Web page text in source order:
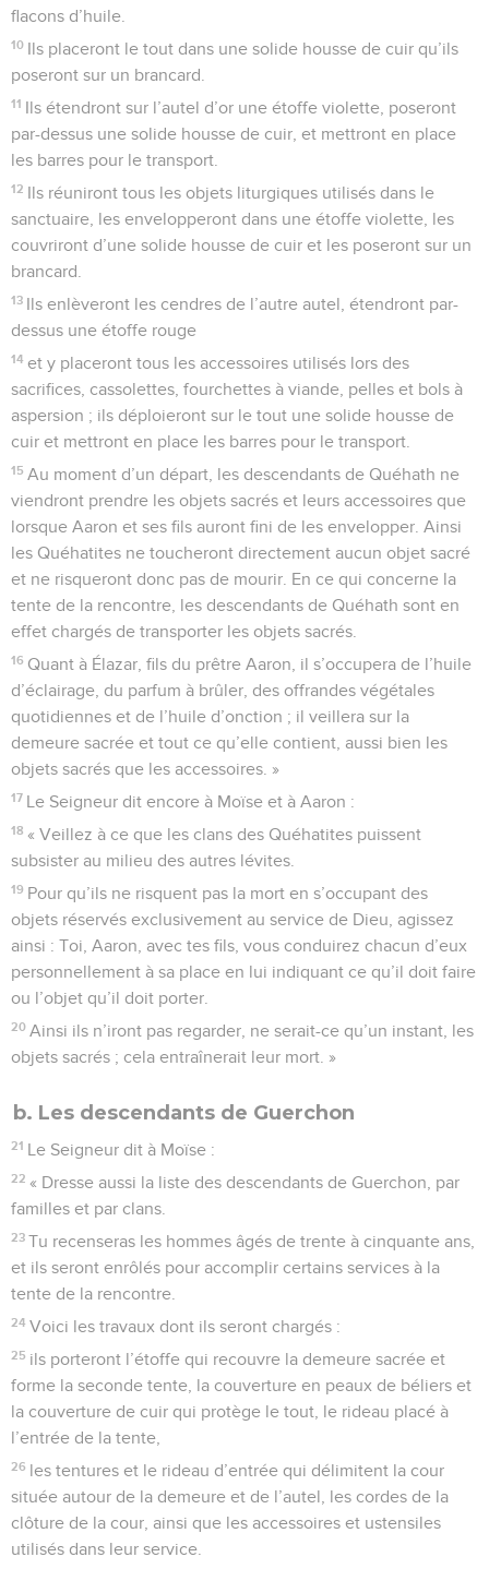
flacons d’huile.
10 Ils placeront le tout dans une solide housse de cuir qu’ils
poseront sur un brancard.
11 Ils étendront sur l’autel d’or une étoffe violette, poseront
par-dessus une solide housse de cuir, et mettront en place
les barres pour le transport.
12 Ils réuniront tous les objets liturgiques utilisés dans le
sanctuaire, les envelopperont dans une étoffe violette, les
couvriront d’une solide housse de cuir et les poseront sur un
brancard.
13 Ils enlèveront les cendres de l’autre autel, étendront par-
dessus une étoffe rouge
14 et y placeront tous les accessoires utilisés lors des
sacrifices, cassolettes, fourchettes à viande, pelles et bols à
aspersion ; ils déploieront sur le tout une solide housse de
cuir et mettront en place les barres pour le transport.
15 Au moment d’un départ, les descendants de Quéhath ne
viendront prendre les objets sacrés et leurs accessoires que
lorsque Aaron et ses fils auront fini de les envelopper. Ainsi
les Quéhatites ne toucheront directement aucun objet sacré
et ne risqueront donc pas de mourir. En ce qui concerne la
tente de la rencontre, les descendants de Quéhath sont en
effet chargés de transporter les objets sacrés.
16 Quant à Élazar, fils du prêtre Aaron, il s’occupera de l’huile
d’éclairage, du parfum à brûler, des offrandes végétales
quotidiennes et de l’huile d’onction ; il veillera sur la
demeure sacrée et tout ce qu’elle contient, aussi bien les
objets sacrés que les accessoires. »
17 Le Seigneur dit encore à Moïse et à Aaron :
18 « Veillez à ce que les clans des Quéhatites puissent
subsister au milieu des autres lévites.
19 Pour qu’ils ne risquent pas la mort en s’occupant des
objets réservés exclusivement au service de Dieu, agissez
ainsi : Toi, Aaron, avec tes fils, vous conduirez chacun d’eux
personnellement à sa place en lui indiquant ce qu’il doit faire
ou l’objet qu’il doit porter.
20 Ainsi ils n’iront pas regarder, ne serait-ce qu’un instant, les
objets sacrés ; cela entraînerait leur mort. »
b. Les descendants de Guerchon
21 Le Seigneur dit à Moïse :
22 « Dresse aussi la liste des descendants de Guerchon, par
familles et par clans.
23 Tu recenseras les hommes âgés de trente à cinquante ans,
et ils seront enrôlés pour accomplir certains services à la
tente de la rencontre.
24 Voici les travaux dont ils seront chargés :
25 ils porteront l’étoffe qui recouvre la demeure sacrée et
forme la seconde tente, la couverture en peaux de béliers et
la couverture de cuir qui protège le tout, le rideau placé à
l’entrée de la tente,
26 les tentures et le rideau d’entrée qui délimitent la cour
située autour de la demeure et de l’autel, les cordes de la
clôture de la cour, ainsi que les accessoires et ustensiles
utilisés dans leur service.